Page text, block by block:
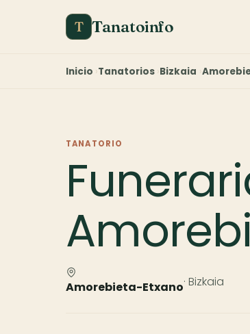
T Tanatoinfo
Inicio Tanatorios Bizkaia
TANATORIO
Amorebieta-Etxano· Bizkaia